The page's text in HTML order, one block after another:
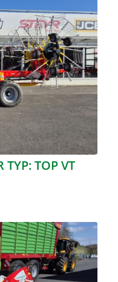
TYP: TOP VT